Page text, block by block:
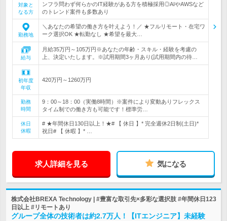
対象と
なる方
ンフラ問わず何らかのIT経験がある方を積極採用◎AIやAWSなど
のトレンド案件も多数あり
勤務地
＼あなたの希望の働き方を叶えよう！／ ★フルリモート・在宅ワ
ーク選択OK ★転勤なし ★希望を最大…
給与
月給35万円～105万円※あなたの年齢・スキル・経験を考慮の
上、決定いたします。※試用期間3ヶ月あり(試用期間内の待…
初年度
年収
420万円～1260万円
勤務
時間
9：00～18：00（実働8時間）※案件により変動ありフレックス
タイム制での働き方も可能です！標準労…
休日
休暇
# ★年間休日130日以上！★# 【 休日 】* 完全週休2日制(土日)*
祝日# 【 休暇 】* …
求人詳細を見る 気になる
株式会社BREXA Technology | #豊富な取引先×多彩な選択肢 #年間休日123
日以上 #リモートあり
グループ全体の技術者は約2.7万人！【ITエンジニア】未経験